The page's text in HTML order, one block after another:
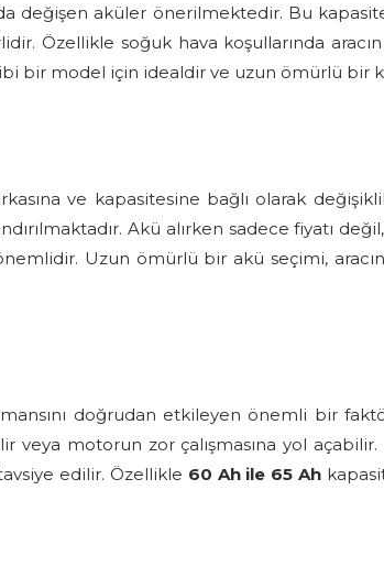
değişen aküler önerilmektedir. Bu
Özellikle soğuk hava koşullarında
bir model için idealdir ve uzun ömürlü bir
ve kapasitesine bağlı olarak
Akü alırken sadece fiyatı
Uzun ömürlü bir akü seçimi,
doğrudan etkileyen önemli bir
veya motorun zor çalışmasına yol
edilir. Özellikle 60 Ah ile 65 Ah